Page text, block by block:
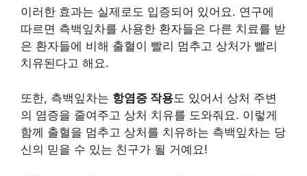
이러한 효과는 실제로도 입증되어 있어요. 연구에
따르면 측백잎차를 사용한 환자들은 다른 치료를 받
은 환자들에 비해 출혈이 빨리 멈추고 상처가 빨리
치유된다고 해요.
또한, 측백잎차는 항염증 작용도 있어서 상처 주변
의 염증을 줄여주고 상처 치유를 도와줘요. 이렇게
함께 출혈을 멈추고 상처를 치유하는 측백잎차는 당
신의 믿을 수 있는 친구가 될 거예요!